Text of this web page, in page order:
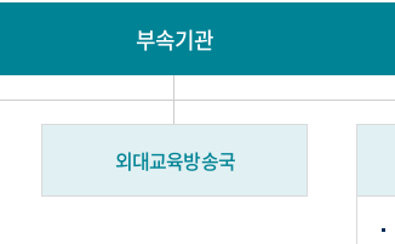
부속기관
외대교육방송국